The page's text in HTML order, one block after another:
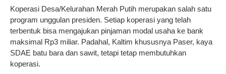
Koperasi Desa/Kelurahan Merah Putih merupakan salah satu
program unggulan presiden. Setiap koperasi yang telah
terbentuk bisa mengajukan pinjaman modal usaha ke bank
maksimal Rp3 miliar. Padahal, Kaltim khususnya Paser, kaya
SDAE batu bara dan sawit, tetapi tetap membutuhkan
koperasi.